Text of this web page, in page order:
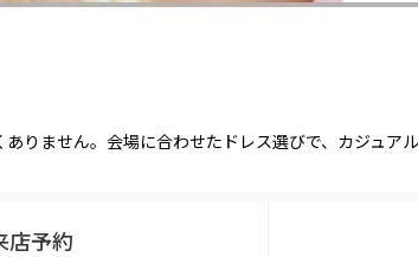
りません。会場に合わせたドレス選びで、カジュ
店予約